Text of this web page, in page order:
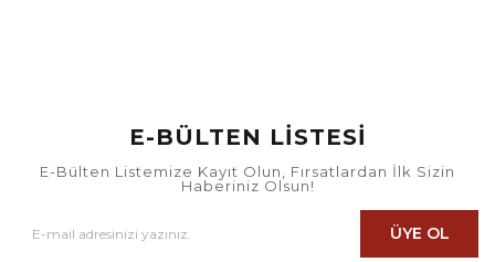
E-BÜLTEN LİSTESİ
E-Bülten Listemize Kayıt Olun, Fırsatlardan İlk Sizin
Haberiniz Olsun!
ÜYE OL